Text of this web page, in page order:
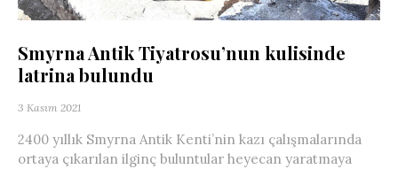
Smyrna Antik Tiyatrosu’nun kulisinde
latrina bulundu
3 Kasım 2021
2400 yıllık Smyrna Antik Kenti’nin kazı çalışmalarında
ortaya çıkarılan ilginç buluntular heyecan yaratmaya